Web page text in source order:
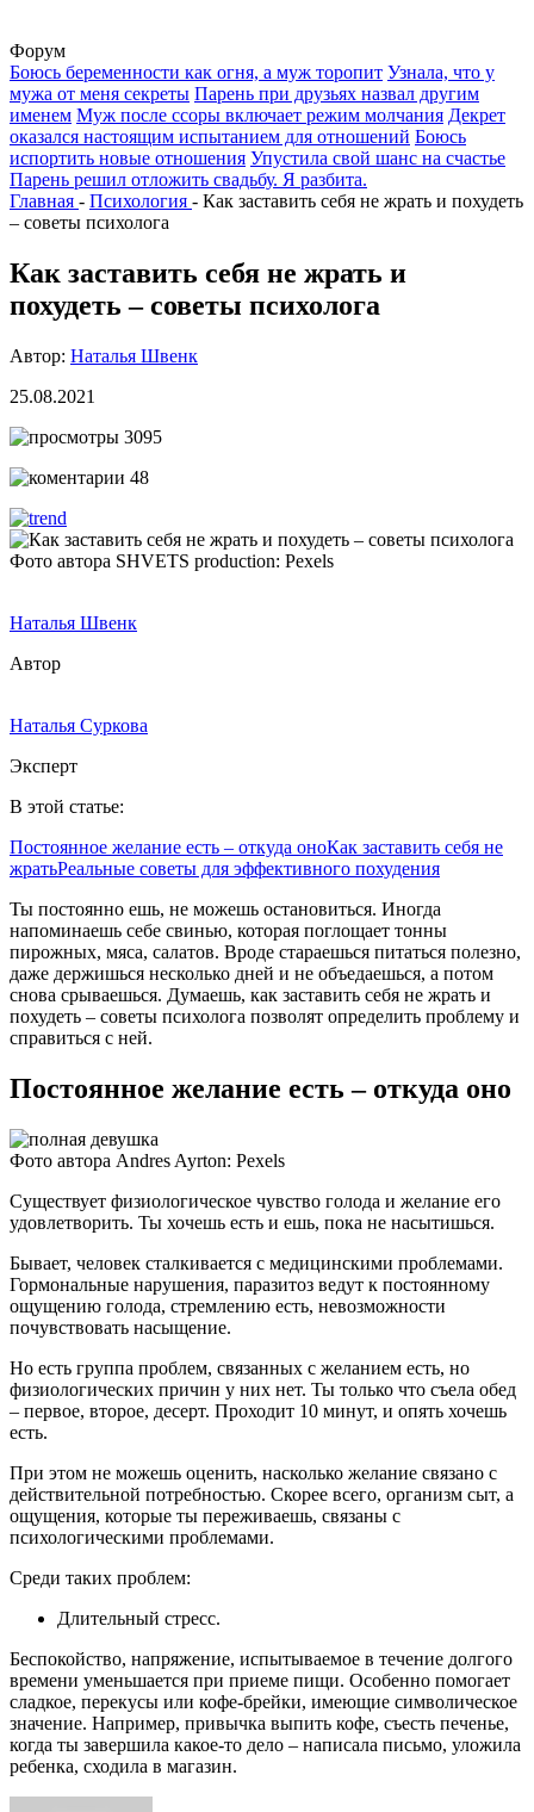
Форум
Боюсь беременности как огня, а муж торопит Узнала, что у
мужа от меня секреты Парень при друзьях назвал другим
именем Муж после ссоры включает режим молчания Декрет
оказался настоящим испытанием для отношений Боюсь
испортить новые отношения Упустила свой шанс на счастье
Парень решил отложить свадьбу. Я разбита.
Главная - Психология - Как заставить себя не жрать и похудеть
– советы психолога
Как заставить себя не жрать и
похудеть – советы психолога
Автор: Наталья Швенк
25.08.2021
3095
48
Фото автора SHVETS production: Pexels
Наталья Швенк
Автор
Наталья Суркова
Эксперт
В этой статье:
Постоянное желание есть – откуда оноКак заставить себя не
жратьРеальные советы для эффективного похудения
Ты постоянно ешь, не можешь остановиться. Иногда
напоминаешь себе свинью, которая поглощает тонны
пирожных, мяса, салатов. Вроде стараешься питаться полезно,
даже держишься несколько дней и не объедаешься, а потом
снова срываешься. Думаешь, как заставить себя не жрать и
похудеть – советы психолога позволят определить проблему и
справиться с ней.
Постоянное желание есть – откуда оно
Фото автора Andres Ayrton: Pexels
Существует физиологическое чувство голода и желание его
удовлетворить. Ты хочешь есть и ешь, пока не насытишься.
Бывает, человек сталкивается с медицинскими проблемами.
Гормональные нарушения, паразитоз ведут к постоянному
ощущению голода, стремлению есть, невозможности
почувствовать насыщение.
Но есть группа проблем, связанных с желанием есть, но
физиологических причин у них нет. Ты только что съела обед
– первое, второе, десерт. Проходит 10 минут, и опять хочешь
есть.
При этом не можешь оценить, насколько желание связано с
действительной потребностью. Скорее всего, организм сыт, а
ощущения, которые ты переживаешь, связаны с
психологическими проблемами.
Среди таких проблем:
Длительный стресс.
Беспокойство, напряжение, испытываемое в течение долгого
времени уменьшается при приеме пищи. Особенно помогает
сладкое, перекусы или кофе-брейки, имеющие символическое
значение. Например, привычка выпить кофе, съесть печенье,
когда ты завершила какое-то дело – написала письмо, уложила
ребенка, сходила в магазин.